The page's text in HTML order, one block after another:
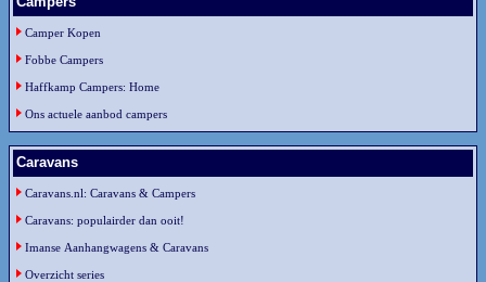
Camper Kopen
Fobbe Campers
Haffkamp Campers: Home
Ons actuele aanbod campers
Caravans
Caravans.nl: Caravans & Campers
Caravans: populairder dan ooit!
Imanse Aanhangwagens & Caravans
Overzicht series